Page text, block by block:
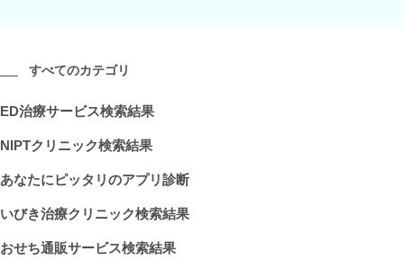
すべてのカテゴリ
ED治療サービス検索結果
NIPTクリニック検索結果
あなたにピッタリのアプリ診断
いびき治療クリニック検索結果
おせち通販サービス検索結果